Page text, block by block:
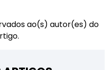
ao(s) autor(es) do